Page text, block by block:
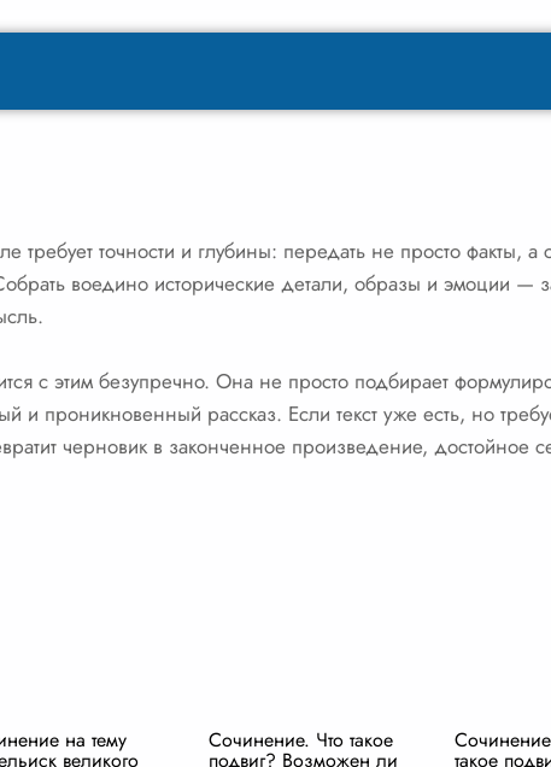
точности и глубины: передать не просто факты, а
воедино исторические детали, образы и эмоции —
с этим безупречно. Она не просто подбирает
и проникновенный рассказ. Если текст уже есть, но
черновик в законченное произведение, достойное
на тему
великого
Сочинение. Что такое
подвиг? Возможен ли такое